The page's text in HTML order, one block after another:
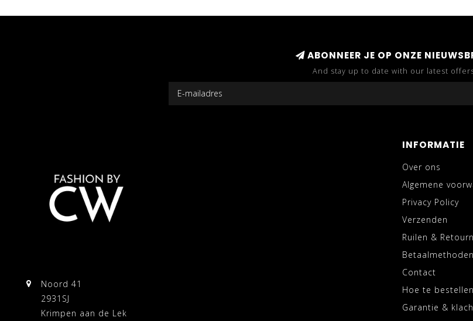
ABONNEER JE OP ONZE
And stay up to date with our latest
Noord 41
2931SJ
Krimpen aan de Lek
INFORMATIE
Over ons
Algemene
Privacy Policy
Verzenden
Ruilen &
Betaalmethoden
Contact
Hoe te
Garantie &